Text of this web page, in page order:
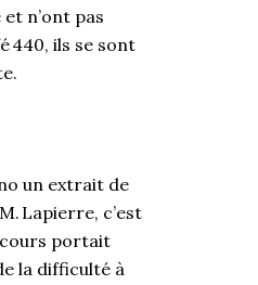
n’ont pas
440, ils se sont
un extrait de
Lapierre, c’est
portait
la difficulté à